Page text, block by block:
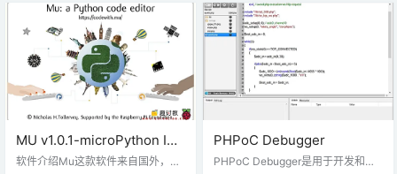
的LCD屏幕进行取码，如果是LCD1
602，一般单个字符像素为5*8，采
用这款软件取汉字不大好，但是图
形取码是可以的。 这款软件适用于
O…
术等级考试面向青少年群体的年龄
为8-18周岁，学级为小学1年级至高
中3年级。全国机器人青少年机器人
等级考试级别划分：1~8级。一二级
主要是积木搭建，能让…
MU v1.0.1-microPython IDE
开发工具
软件介绍Mu这款软件来自国外，是
PHPoC Debugger
PHPoC Debugger是用于开发和管